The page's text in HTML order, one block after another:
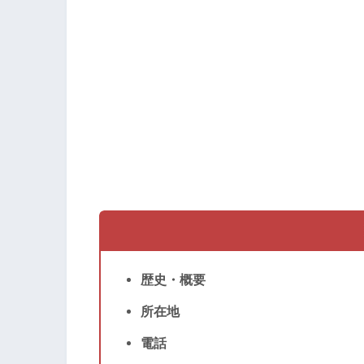
歴史・概要
所在地
電話